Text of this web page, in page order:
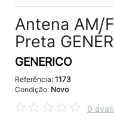
Antena AM/
Preta
GENERICO
Referência: 1173
Condição: Novo
0